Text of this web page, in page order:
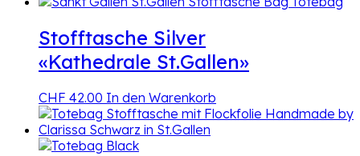
Stofftasche Silver
«Kathedrale St.Gallen»
CHF 42.00 In den Warenkorb